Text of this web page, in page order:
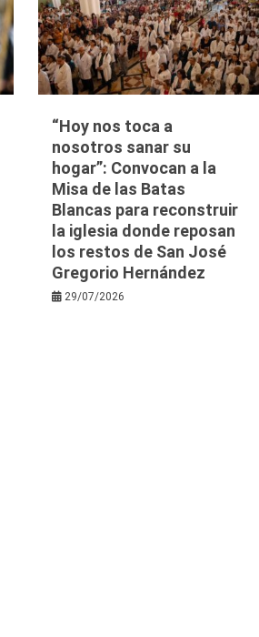
“Hoy nos toca a
nosotros sanar su
hogar”: Convocan a la
Misa de las Batas
Blancas para reconstruir
la iglesia donde reposan
los restos de San José
Gregorio Hernández
29/07/2026